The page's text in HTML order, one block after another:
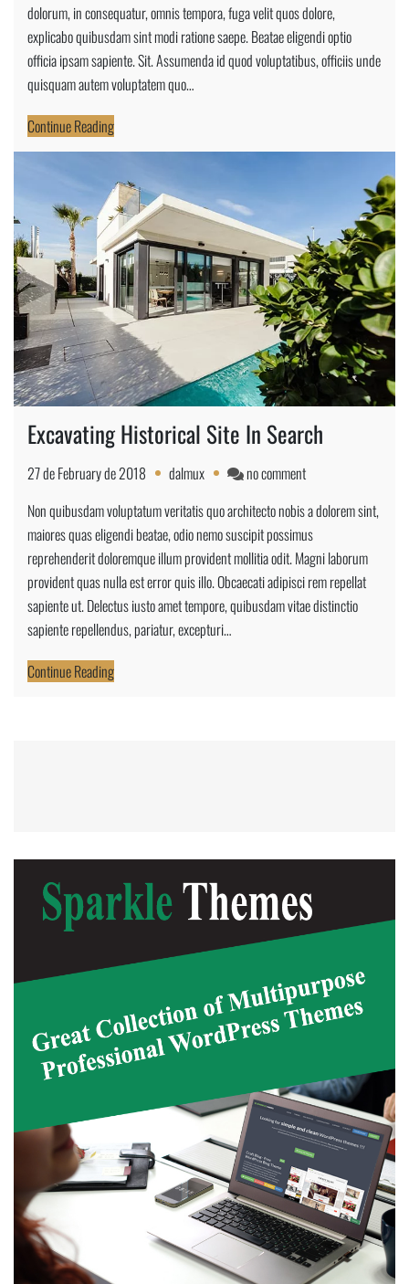
Home
dolorum, in consequatur, omnis tempora, fuga velit quos dolore,
explicabo quibusdam sint modi ratione saepe. Beatae eligendi optio
officia ipsam sapiente. Sit. Assumenda id quod voluptatibus, officiis unde
quisquam autem voluptatem quo…
Continue Reading
Excavating Historical Site In Search
27 de February de 2018 dalmux no commenton
Historical
Site
In
Search
Non quibusdam voluptatum veritatis quo architecto nobis a dolorem sint,
maiores quas eligendi beatae, odio nemo suscipit possimus
reprehenderit doloremque illum provident mollitia odit. Magni laborum
provident quas nulla est error quis illo. Obcaecati adipisci rem repellat
sapiente ut. Delectus iusto amet tempore, quibusdam vitae distinctio
sapiente repellendus, pariatur, excepturi…
Continue Reading